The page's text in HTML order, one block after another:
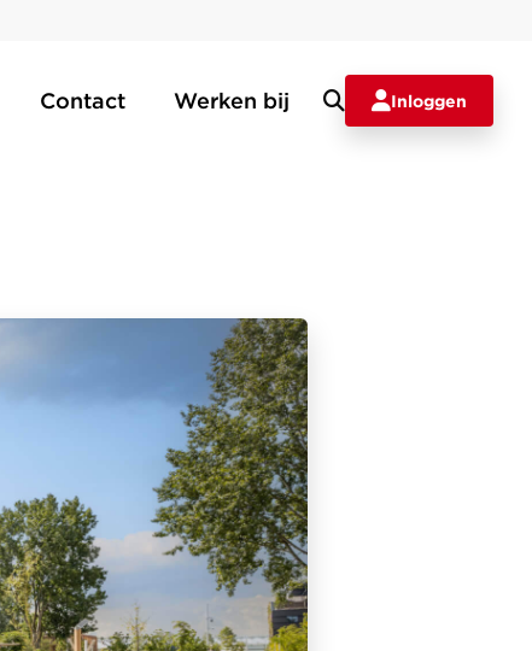
Contact Werken bij Inloggen